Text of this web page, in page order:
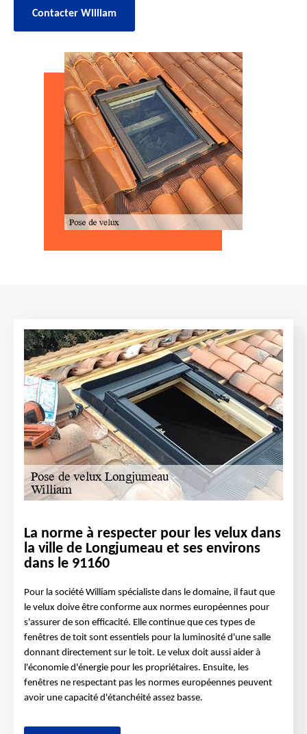
Contacter William
La norme à respecter pour les velux dans
la ville de Longjumeau et ses environs
dans le 91160
Pour la société William spécialiste dans le domaine, il faut que
le velux doive être conforme aux normes européennes pour
s'assurer de son efficacité. Elle continue que ces types de
fenêtres de toit sont essentiels pour la luminosité d'une salle
donnant directement sur le toit. Le velux doit aussi aider à
l'économie d'énergie pour les propriétaires. Ensuite, les
fenêtres ne respectant pas les normes européennes peuvent
avoir une capacité d'étanchéité assez basse.